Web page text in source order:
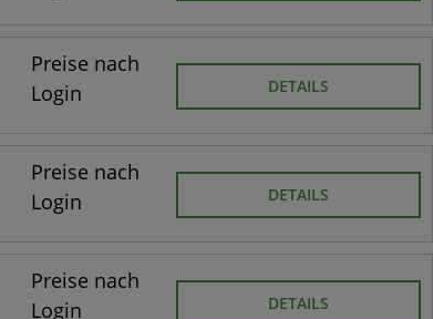
Preise nach
Login
DETAILS
Preise nach
Login
DETAILS
Preise nach
Login
DETAILS